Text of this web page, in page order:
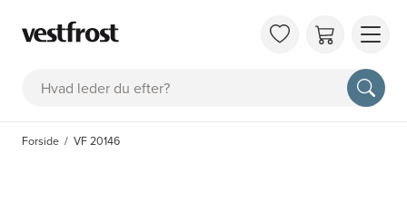
Søg
OM
Forside VF 20146